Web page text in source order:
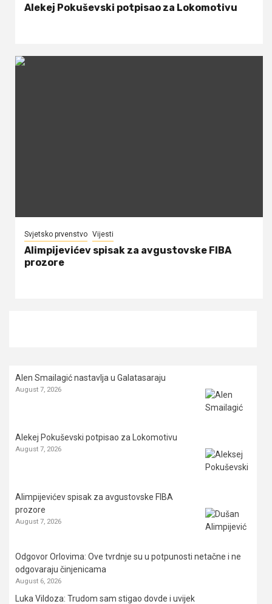
Alekej Pokuševski potpisao za Lokomotivu
Svjetsko prvenstvo Vijesti
Alimpijevićev spisak za avgustovske FIBA
prozore
Alen Smailagić nastavlja u Galatasaraju
August 7, 2026
Alekej Pokuševski potpisao za Lokomotivu
August 7, 2026
Alimpijevićev spisak za avgustovske FIBA
prozore
August 7, 2026
Odgovor Orlovima: ​Ove tvrdnje su u potpunosti netačne i ne
odgovaraju činjenicama
August 6, 2026
Luka Vildoza: Trudom sam stigao dovde i uvijek